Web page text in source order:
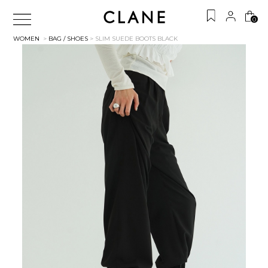
0
WOMEN > BAG / SHOES > SLIM SUEDE BOOTS BLACK